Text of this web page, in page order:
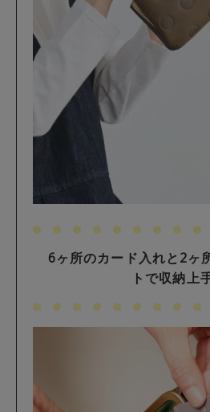
6ヶ所のカード入れと2ヶ
トで収納上